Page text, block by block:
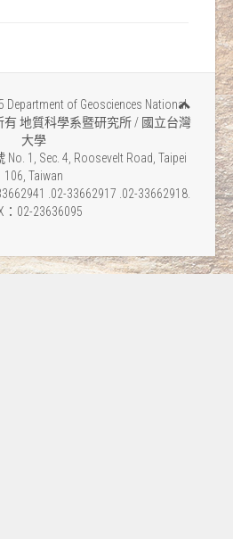
of Geosciences National
有 地質科學系暨研究所 / 國立台灣
大學
1, Sec. 4, Roosevelt Road, Taipei
106, Taiwan
.02-33662917 .02-33662918.
：02-23636095